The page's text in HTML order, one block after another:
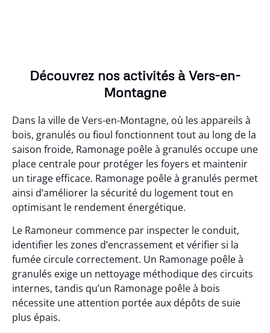
Découvrez nos activités à Vers-en-
Montagne
Dans la ville de Vers-en-Montagne, où les appareils à
bois, granulés ou fioul fonctionnent tout au long de la
saison froide, Ramonage poêle à granulés occupe une
place centrale pour protéger les foyers et maintenir
un tirage efficace. Ramonage poêle à granulés permet
ainsi d’améliorer la sécurité du logement tout en
optimisant le rendement énergétique.
Le Ramoneur commence par inspecter le conduit,
identifier les zones d’encrassement et vérifier si la
fumée circule correctement. Un Ramonage poêle à
granulés exige un nettoyage méthodique des circuits
internes, tandis qu’un Ramonage poêle à bois
nécessite une attention portée aux dépôts de suie
plus épais.